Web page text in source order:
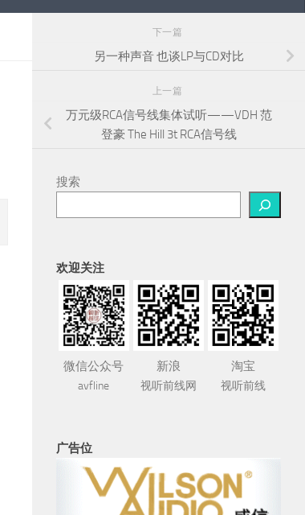
下一篇
另一种声音 也谈LP与CD对比
上一篇
万元级RCA信号线集体试听——VDH 范
登豪 The Hill 3t RCA信号线
搜索
欢迎关注
微信公众号
avfline
新浪
视听前线网
淘宝
视听前线
广告位